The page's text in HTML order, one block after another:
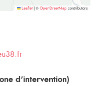
Leaflet © OpenStreetMap contributors
d'intervention)